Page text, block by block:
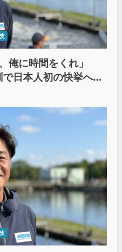
俺に時間をくれ」
日本人初の快挙へ